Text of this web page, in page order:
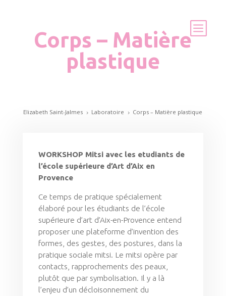
Corps – Matière
plastique
Elizabeth Saint-Jalmes 5 Laboratoire 5 Corps – Matière plastique
WORKSHOP Mitsi avec les etudiants de
l’école supérieure d’Art d’Aix en
Provence
Ce temps de pratique spécialement
élaboré pour les étudiants de l’école
supérieure d’art d’Aix-en-Provence entend
proposer une plateforme d’invention des
formes, des gestes, des postures, dans la
pratique sociale mitsi. Le mitsi opère par
contacts, rapprochements des peaux,
plutôt que par symbolisation. Il y a là
l’enjeu d’un décloisonnement du